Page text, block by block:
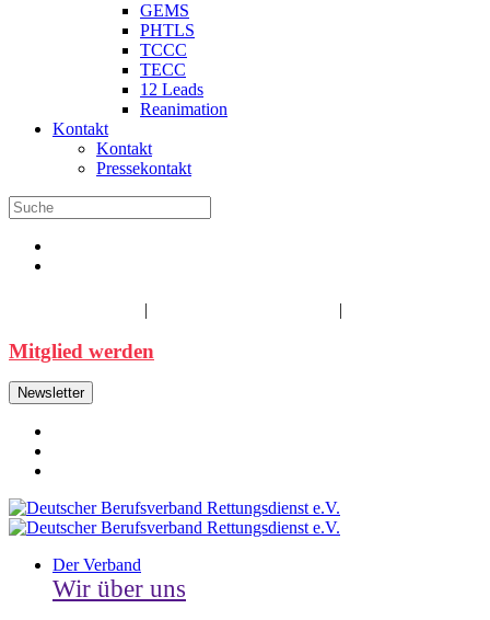
GEMS
PHTLS
TCCC
TECC
12 Leads
Reanimation
Kontakt
Kontakt
Pressekontakt
| |
Mitglied werden
Newsletter
Der Verband
Wir über uns